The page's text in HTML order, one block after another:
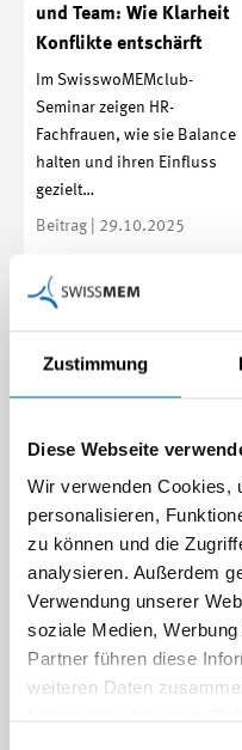
Zustimmung
Diese Webseite
Wir verwenden Cookies,
personalisieren,
zu können und die
analysieren. Außerdem
Verwendung unserer
soziale Medien,
Partner führen diese
weiteren Daten
und Team: Wie Klarheit
Konflikte entschärft
Im SwisswoMEMclub-
Seminar zeigen HR-
Fachfrauen, wie sie Balance
halten und ihren Einfluss
gezielt…
Beitrag | 29.10.2025
Von der Matura in die
Tech-Industrie
Für die Ausbildung